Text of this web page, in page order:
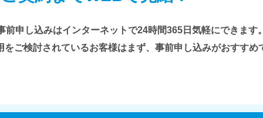
前申し込みはインターネットで24時間365日気軽にできます
をご検討されているお客様はまず、事前申し込みがおすすめ